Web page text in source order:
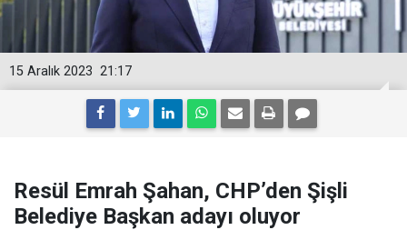
21:17
15 Aralık 2023
Resül Emrah Şahan, CHP’den Şişli
Belediye Başkan adayı oluyor